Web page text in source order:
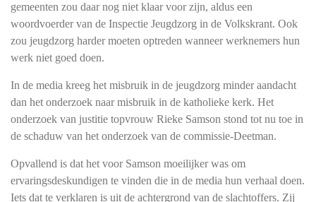
gemeenten zou daar nog niet klaar voor zijn, aldus een
woordvoerder van de Inspectie Jeugdzorg in de Volkskrant. Ook
zou jeugdzorg harder moeten optreden wanneer werknemers hun
werk niet goed doen.
In de media kreeg het misbruik in de jeugdzorg minder aandacht
dan het onderzoek naar misbruik in de katholieke kerk. Het
onderzoek van justitie topvrouw Rieke Samson stond tot nu toe in
de schaduw van het onderzoek van de commissie-Deetman.
Opvallend is dat het voor Samson moeilijker was om
ervaringsdeskundigen te vinden die in de media hun verhaal doen.
Iets dat te verklaren is uit de achtergrond van de slachtoffers. Zij